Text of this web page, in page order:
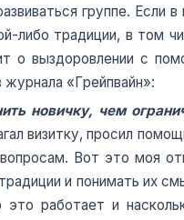
группе. Если
либо традиции, в том
о выздоровлении с
«Грейпвайн»:
новичку, чем
визитку, просил
Вот это моя
и понимать их
это работает и